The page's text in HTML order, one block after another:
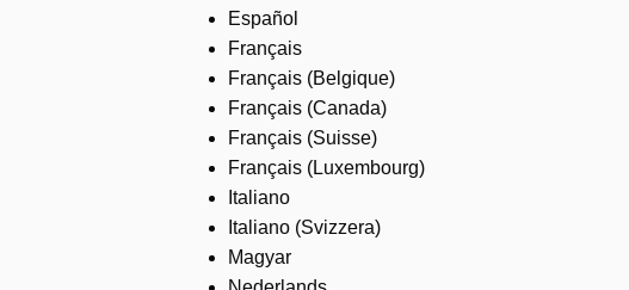
Español
Français
Français (Belgique)
Français (Canada)
Français (Suisse)
Français (Luxembourg)
Italiano
Italiano (Svizzera)
Magyar